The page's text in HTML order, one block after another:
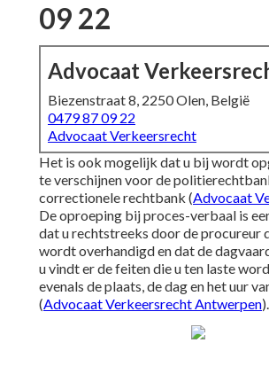
09 22
Advocaat
Biezenstraat 8, 2250 Olen, België
0479 87 09 22
Advocaat Verkeersrecht
Het is ook mogelijk dat u bij wordt
te verschijnen voor de
correctionele rechtbank (Advocaat
De oproeping bij proces-verbaal is
dat u rechtstreeks door de procureur
wordt overhandigd en dat de
u vindt er de feiten die u ten laste
evenals de plaats, de dag en het uur
(Advocaat Verkeersrecht Antwerpen).